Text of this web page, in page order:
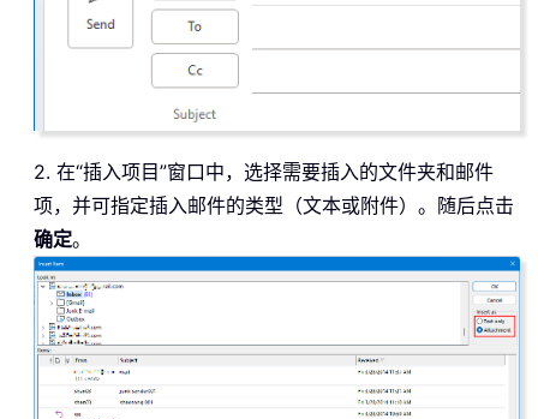
2. 在“插入项目”窗口中，选择需要插入的文件夹和邮件
项，并可指定插入邮件的类型（文本或附件）。随后点击
确定。